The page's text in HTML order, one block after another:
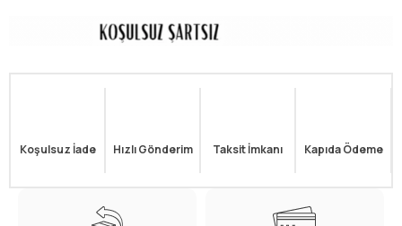
Koşulsuz İade Hızlı Gönderim Taksit İmkanı Kapıda Ödeme